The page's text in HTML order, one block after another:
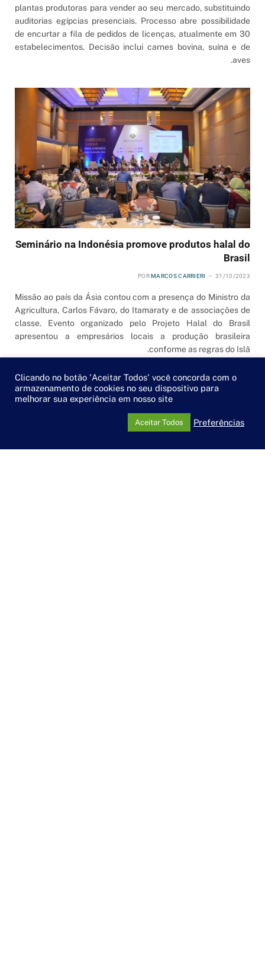
plantas produtoras para vender ao seu mercado, substituindo
auditorias egípcias presenciais. Processo abre possibilidade
de encurtar a fila de pedidos de licenças, atualmente em 30
estabelecimentos. Decisão inclui carnes bovina, suína e de
aves.
Seminário na Indonésia promove produtos halal do
Brasil
POR MARCOS CARRIERI 31/10/2023
Missão ao país da Ásia contou com a presença do Ministro da
Agricultura, Carlos Fávaro, do Itamaraty e de associações de
classe. Evento organizado pelo Projeto Halal do Brasil
apresentou a empresários locais a produção brasileira
conforme as regras do Islã.
Clicando no botão 'Aceitar Todos' você concorda com o
armazenamento de cookies no seu dispositivo para
melhorar sua experiência em nosso site
Preferências
Aceitar Todos